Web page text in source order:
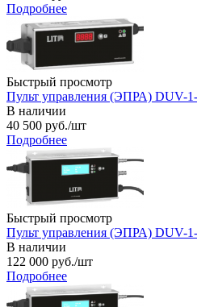
Подробнее
Быстрый просмотр
Пульт управления (ЭПРА) DUV-
В наличии
40 500 руб./шт
Подробнее
Быстрый просмотр
Пульт управления (ЭПРА) DUV-
В наличии
122 000 руб./шт
Подробнее